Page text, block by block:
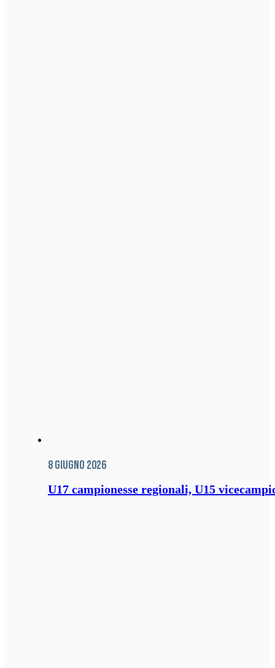
8 Giugno 2026
U17 campionesse regionali, U15